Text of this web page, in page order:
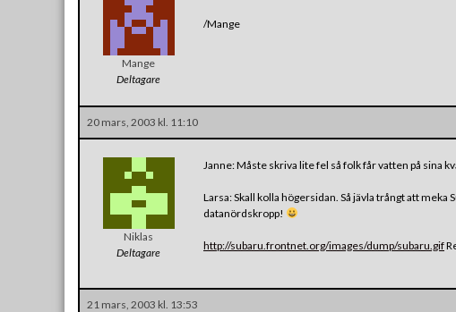
Mange
Deltagare
/Mange
20 mars, 2003 kl. 11:10
Niklas
Deltagare
Janne: Måste skriva lite fel så folk får vatten på sina
Larsa: Skall kolla högersidan. Så jävla trångt att
datanördskropp!
http://subaru.frontnet.org/images/dump/subaru.gif
21 mars, 2003 kl. 13:53